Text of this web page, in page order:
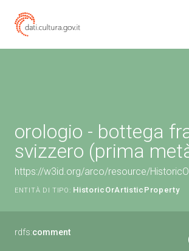
orologio - bottega
svizzero (prima
https://w3id.org/arco/resource/
ENTITÀ DI TIPO: HistoricOrArtisticProperty
rdfs:comment